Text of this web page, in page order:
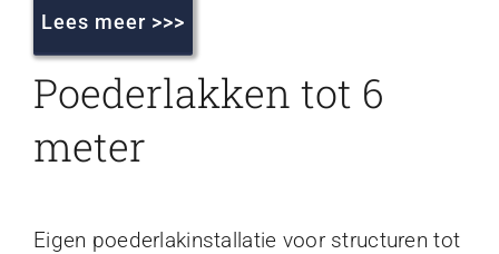
Lees meer >>>
Poederlakken tot 6
meter
Eigen poederlakinstallatie voor structuren tot